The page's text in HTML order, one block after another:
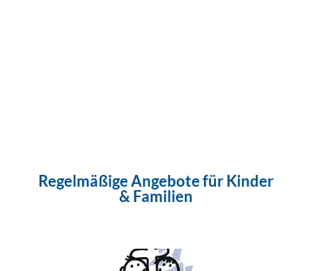
Regelmäßige Angebote für Kinder
& Familien